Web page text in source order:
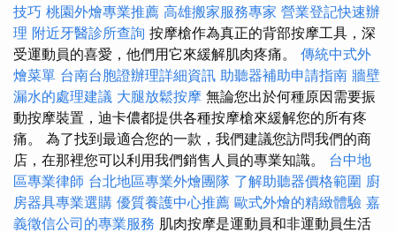
技巧 桃園外燴專業推薦 高雄搬家服務專家 營業登記快速辦
理 附近牙醫診所查詢 按摩槍作為真正的背部按摩工具，深
受運動員的喜愛，他們用它來緩解肌肉疼痛。 傳統中式外
燴菜單 台南台胞證辦理詳細資訊 助聽器補助申請指南 牆壁
漏水的處理建議 大腿放鬆按摩 無論您出於何種原因需要振
動按摩裝置，迪卡儂都提供各種按摩槍來緩解您的所有疼
痛。 為了找到最適合您的一款，我們建議您訪問我們的商
店，在那裡您可以利用我們銷售人員的專業知識。 台中地
區專業律師 台北地區專業外燴團隊 了解助聽器價格範圍 廚
房器具專業選購 優質養護中心推薦 歐式外燴的精緻體驗 嘉
義徵信公司的專業服務 肌肉按摩是運動員和非運動員生活